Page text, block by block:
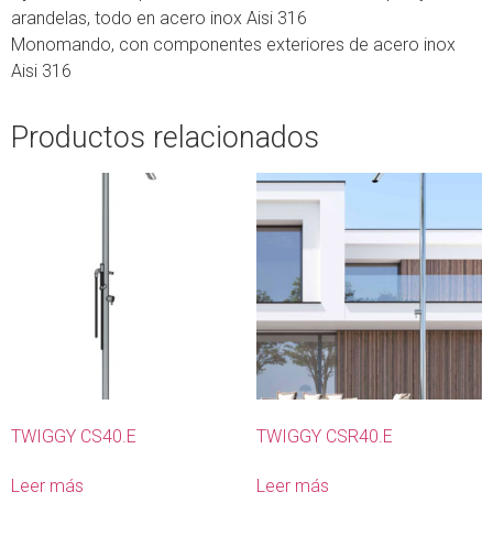
arandelas, todo en acero inox Aisi 316
Monomando, con componentes exteriores de acero inox
Aisi 316
Productos relacionados
TWIGGY CS40.E
Leer más
TWIGGY CSR40.E
Leer más